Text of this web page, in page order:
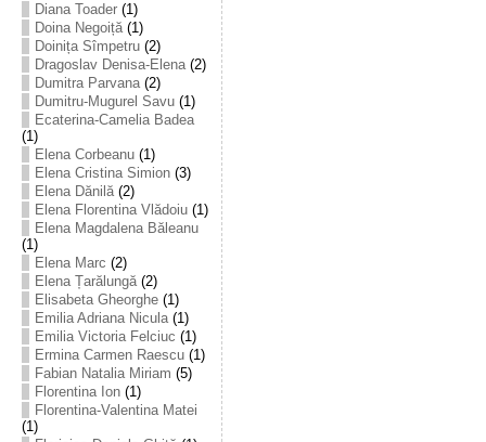
Diana Toader(1)
Doina Negoiță(1)
Doinița Sîmpetru(2)
Dragoslav Denisa-Elena(2)
Dumitra Parvana(2)
Dumitru-Mugurel Savu(1)
Ecaterina-Camelia Badea
(1)
Elena Corbeanu(1)
Elena Cristina Simion(3)
Elena Dănilă(2)
Elena Florentina Vlădoiu(1)
Elena Magdalena Băleanu
(1)
Elena Marc (2)
Elena Țarălungă(2)
Elisabeta Gheorghe(1)
Emilia Adriana Nicula(1)
Emilia Victoria Felciuc (1)
Ermina Carmen Raescu(1)
Fabian Natalia Miriam (5)
Florentina Ion(1)
Florentina-Valentina Matei
(1)